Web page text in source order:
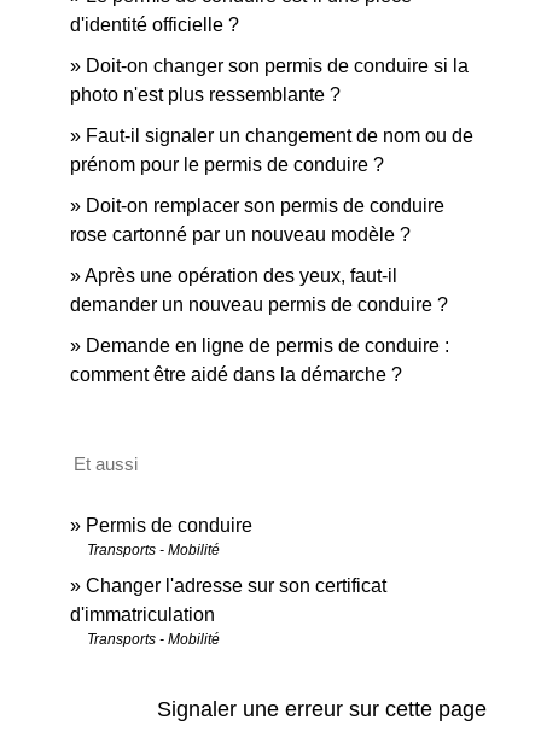
d'identité officielle ?
Doit-on changer son permis de conduire si la
photo n'est plus ressemblante ?
Faut-il signaler un changement de nom ou de
prénom pour le permis de conduire ?
Doit-on remplacer son permis de conduire
rose cartonné par un nouveau modèle ?
Après une opération des yeux, faut-il
demander un nouveau permis de conduire ?
Demande en ligne de permis de conduire :
comment être aidé dans la démarche ?
Et aussi
Permis de conduire
Transports - Mobilité
Changer l'adresse sur son certificat
d'immatriculation
Transports - Mobilité
Signaler une erreur sur cette page